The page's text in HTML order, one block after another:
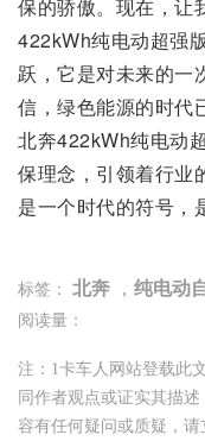
保的骄傲。现在，让
422kWh纯电动超强
跃，它是对未来的一
信，绿色能源的时代
北奔422kWh纯电动
保理念，引领着行业
是一个时代的符号，
标签： 北奔 ， 纯电动
阅读量：
注：1卡车人网站登载此
同作者观点或证实其描
容有任何疑问或质疑，